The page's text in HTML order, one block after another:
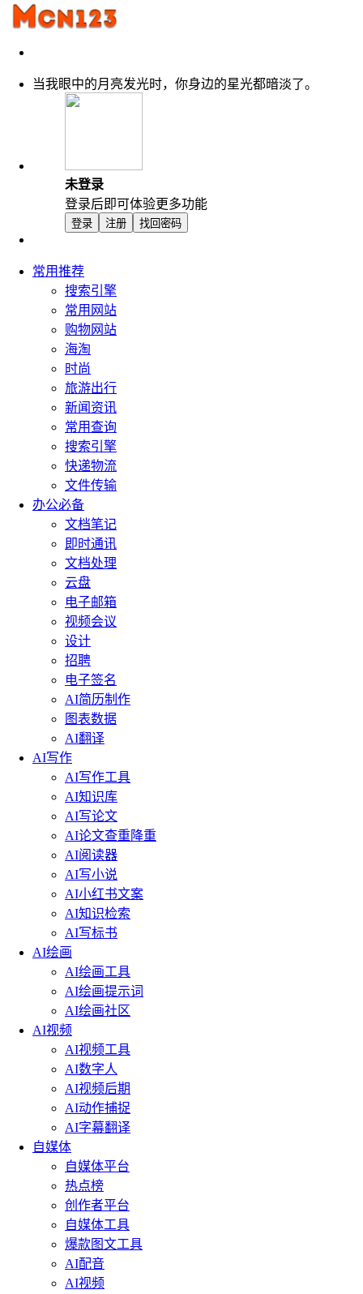
当我眼中的月亮发光时，你身边的星光都暗淡了。
未登录
登录后即可体验更多功能
登录 注册 找回密码
常用推荐
搜索引擎
常用网站
购物网站
海淘
时尚
旅游出行
新闻资讯
常用查询
搜索引擎
快递物流
文件传输
办公必备
文档笔记
即时通讯
文档处理
云盘
电子邮箱
视频会议
设计
招聘
电子签名
AI简历制作
图表数据
AI翻译
AI写作
AI写作工具
AI知识库
AI写论文
AI论文查重降重
AI阅读器
AI写小说
AI小红书文案
AI知识检索
AI写标书
AI绘画
AI绘画工具
AI绘画提示词
AI绘画社区
AI视频
AI视频工具
AI数字人
AI视频后期
AI动作捕捉
AI字幕翻译
自媒体
自媒体平台
热点榜
创作者平台
自媒体工具
爆款图文工具
AI配音
AI视频